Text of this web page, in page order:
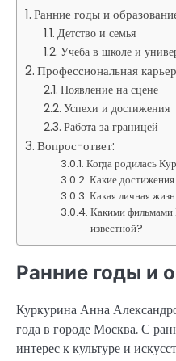
Ранние годы и
Детство и семья
Учеба в школе и
Профессиональная
Появление на сцене
Успехи и достижения
Работа за границей
Вопрос-ответ:
Когда родилась
Какие
Какая личная
Какими фильмами
известной?
Ранние годы и
Куркурина Анна
года в городе Москва. С
интерес к культуре и